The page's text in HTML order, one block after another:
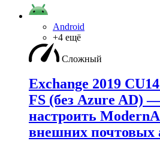
Android
+4 ещё
Сложный
Exchange 2019
FS (без Azure AD)
настроить
внешних почтовых